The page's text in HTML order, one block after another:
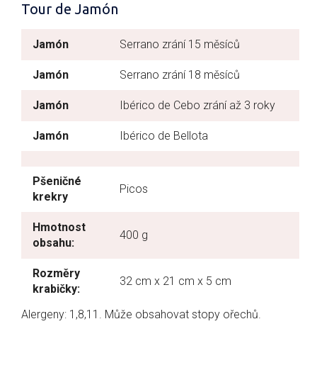
Tour de Jamón
Jamón Serrano zrání 15 měsíců
Jamón Serrano zrání 18 měsíců
Jamón Ibérico de Cebo zrání až 3 roky
Jamón Ibérico de Bellota
Pšeničné
krekry
Picos
Hmotnost
obsahu:
400 g
Rozměry
krabičky:
32 cm x 21 cm x 5 cm
Alergeny: 1,8,11. Může obsahovat stopy ořechů.